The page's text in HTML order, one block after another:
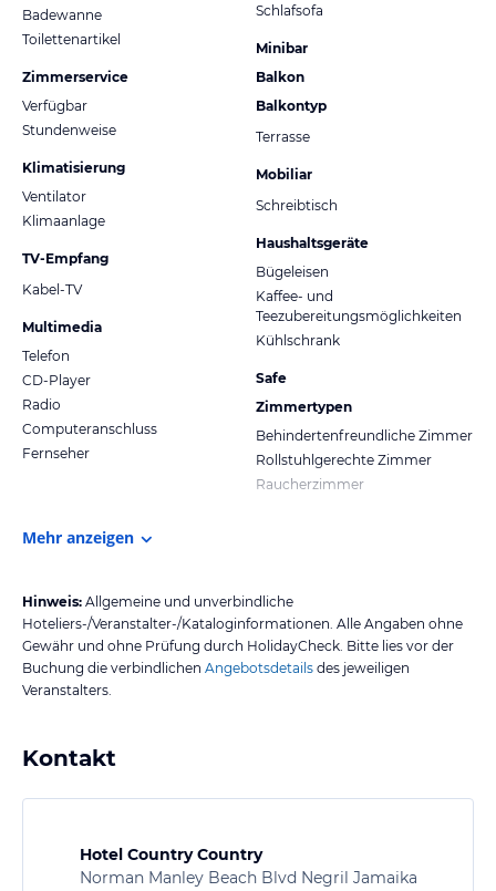
Badewanne
Toilettenartikel
Zimmerservice
Verfügbar
Stundenweise
Klimatisierung
Ventilator
Klimaanlage
TV-Empfang
Kabel-TV
Multimedia
Telefon
CD-Player
Radio
Computeranschluss
Fernseher
Schlafsofa
Minibar
Balkon
Balkontyp
Terrasse
Mobiliar
Schreibtisch
Haushaltsgeräte
Bügeleisen
Kaffee- und
Teezubereitungsmöglichkeiten
Kühlschrank
Safe
Zimmertypen
Behindertenfreundliche Zimmer
Rollstuhlgerechte Zimmer
Raucherzimmer
Mehr anzeigen
Hinweis: Allgemeine und unverbindliche
Hoteliers-/Veranstalter-/Kataloginformationen. Alle Angaben ohne
Gewähr und ohne Prüfung durch HolidayCheck. Bitte lies vor der
Buchung die verbindlichen Angebotsdetails des jeweiligen
Veranstalters.
Kontakt
Hotel Country Country
Norman Manley Beach Blvd Negril Jamaika